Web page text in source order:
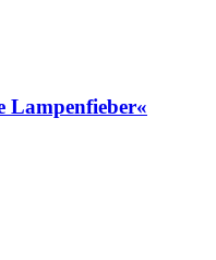
Lampenfieber«